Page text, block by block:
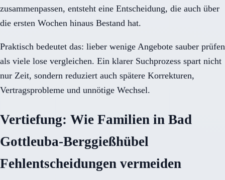
zusammenpassen, entsteht eine Entscheidung, die auch über
die ersten Wochen hinaus Bestand hat.
Praktisch bedeutet das: lieber wenige Angebote sauber prüfen
als viele lose vergleichen. Ein klarer Suchprozess spart nicht
nur Zeit, sondern reduziert auch spätere Korrekturen,
Vertragsprobleme und unnötige Wechsel.
Vertiefung: Wie Familien in Bad
Gottleuba-Berggießhübel
Fehlentscheidungen vermeiden